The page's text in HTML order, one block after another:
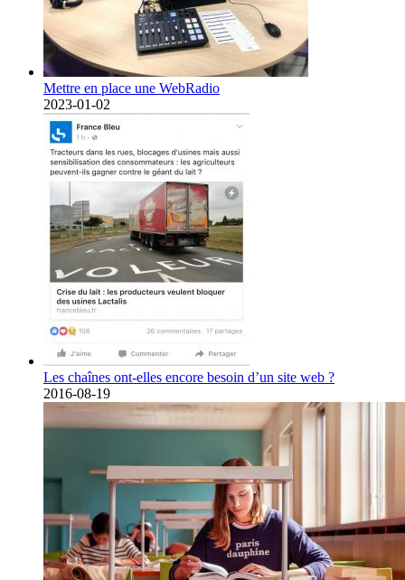
Mettre en place une WebRadio
2023-01-02
Les chaînes ont-elles encore besoin d’un site web ?
2016-08-19